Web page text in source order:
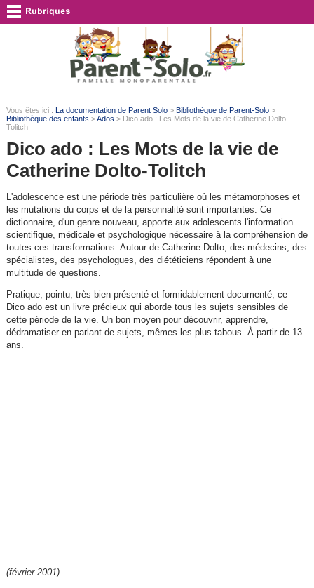
Vous êtes ici : La documentation de Parent Solo> Bibliothèque de Parent-Solo>
Bibliothèque des enfants >Ados > Dico ado : Les Mots de la vie de Catherine Dolto-
Tolitch
Dico ado : Les Mots de la vie de
Catherine Dolto-Tolitch
L'adolescence est une période très particulière où les métamorphoses et
les mutations du corps et de la personnalité sont importantes. Ce
dictionnaire, d'un genre nouveau, apporte aux adolescents l'information
scientifique, médicale et psychologique nécessaire à la compréhension de
toutes ces transformations. Autour de Catherine Dolto, des médecins, des
spécialistes, des psychologues, des diététiciens répondent à une
multitude de questions.
Pratique, pointu, très bien présenté et formidablement documenté, ce
Dico ado est un livre précieux qui aborde tous les sujets sensibles de
cette période de la vie. Un bon moyen pour découvrir, apprendre,
dédramatiser en parlant de sujets, mêmes les plus tabous. À partir de 13
ans.
(février 2001)